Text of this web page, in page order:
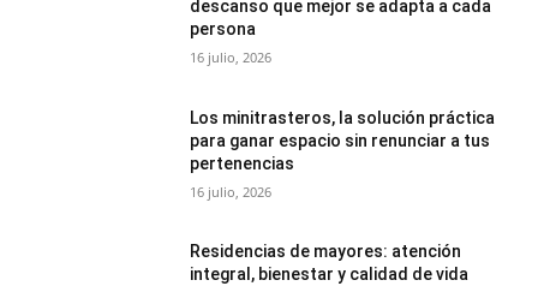
descanso que mejor se adapta a cada
persona
16 julio, 2026
Los minitrasteros, la solución práctica
para ganar espacio sin renunciar a tus
pertenencias
16 julio, 2026
Residencias de mayores: atención
integral, bienestar y calidad de vida